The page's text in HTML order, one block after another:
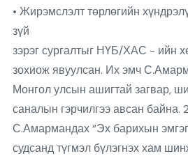
• Жирэмслэлт төрлөгийн
зүй
зэрэг сургалтыг НҮБ/ХАС - ийн
зохиож явуулсан. Их эмч
Монгол улсын ашигтай загвар,
саналын гэрчилгээ авсан
С.Амармандах “Эх барихын
судсанд түгмэл бүлэгнэх хам